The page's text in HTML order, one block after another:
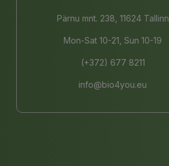
Pärnu mnt. 238, 11624 Tallinn
Mon-Sat 10-21, Sun 10-19
(+372) 677 8211
info@bio4you.eu